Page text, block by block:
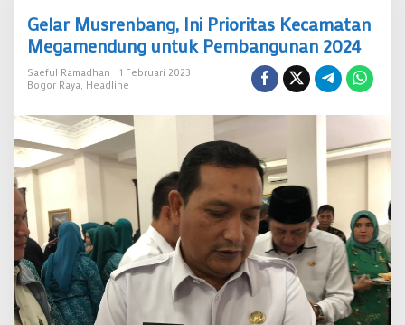
Ini
Prioritas
Kecamatan
Megamendung
2024
Gelar Musrenbang, Ini Prioritas Kecamatan
Megamendung untuk Pembangunan 2024
Saeful Ramadhan
1 Februari 2023
Bogor Raya, Headline